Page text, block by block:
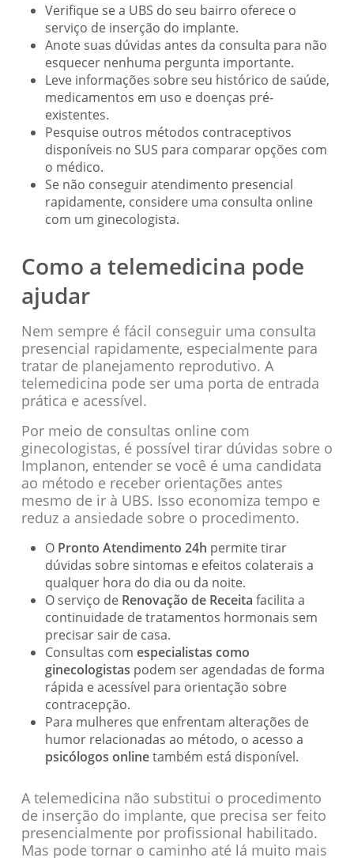
Verifique se a UBS do seu bairro oferece o
serviço de inserção do implante.
Anote suas dúvidas antes da consulta para não
esquecer nenhuma pergunta importante.
Leve informações sobre seu histórico de saúde,
medicamentos em uso e doenças pré-
existentes.
Pesquise outros métodos contraceptivos
disponíveis no SUS para comparar opções com
o médico.
Se não conseguir atendimento presencial
rapidamente, considere uma consulta online
com um ginecologista.
Como a telemedicina pode
ajudar
Nem sempre é fácil conseguir uma consulta
presencial rapidamente, especialmente para
tratar de planejamento reprodutivo. A
telemedicina pode ser uma porta de entrada
prática e acessível.
Por meio de consultas online com
ginecologistas, é possível tirar dúvidas sobre o
Implanon, entender se você é uma candidata
ao método e receber orientações antes
mesmo de ir à UBS. Isso economiza tempo e
reduz a ansiedade sobre o procedimento.
O Pronto Atendimento 24h permite tirar
dúvidas sobre sintomas e efeitos colaterais a
qualquer hora do dia ou da noite.
O serviço de Renovação de Receita facilita a
continuidade de tratamentos hormonais sem
precisar sair de casa.
Consultas com especialistas como
ginecologistas podem ser agendadas de forma
rápida e acessível para orientação sobre
contracepção.
Para mulheres que enfrentam alterações de
humor relacionadas ao método, o acesso a
psicólogos onlinetambém está disponível.
A telemedicina não substitui o procedimento
de inserção do implante, que precisa ser feito
presencialmente por profissional habilitado.
Mas pode tornar o caminho até lá muito mais